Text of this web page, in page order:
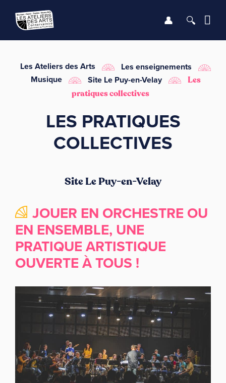
LE CONSERVATOIRE
LES ENSEIGNEMENTS
INFOS PRATIQUES
Se
Les Ateliers des Arts
Les enseignements
Musique
Site Le Puy-en-Velay
Les
pratiques collectives
LES PRATIQUES
COLLECTIVES
Site Le Puy-en-Velay
JOUER EN ORCHESTRE OU
EN ENSEMBLE, UNE
PRATIQUE ARTISTIQUE
OUVERTE À TOUS !